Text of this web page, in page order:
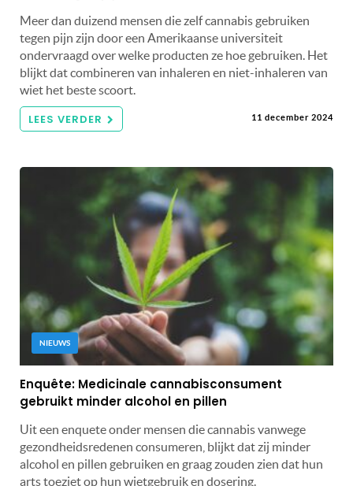
Meer dan duizend mensen die zelf cannabis gebruiken
tegen pijn zijn door een Amerikaanse universiteit
ondervraagd over welke producten ze hoe gebruiken. Het
blijkt dat combineren van inhaleren en niet-inhaleren van
wiet het beste scoort.
LEES VERDER 11 december 2024
NIEUWS
Enquête: Medicinale cannabisconsument
gebruikt minder alcohol en pillen
Uit een enquete onder mensen die cannabis vanwege
gezondheidsredenen consumeren, blijkt dat zij minder
alcohol en pillen gebruiken en graag zouden zien dat hun
arts toeziet op hun wietgebruik en dosering.